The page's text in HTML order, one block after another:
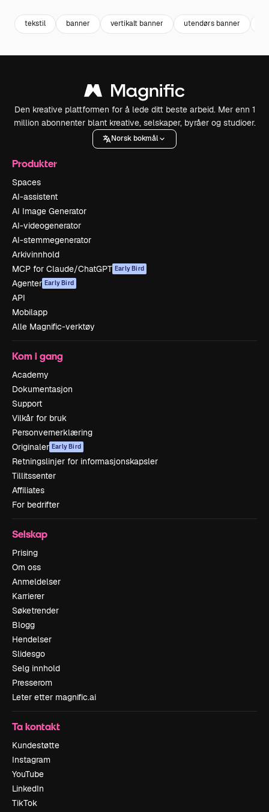
tekstil banner vertikalt banner utendørs banner
Den kreative plattformen for å lede ditt beste arbeid. Mer enn 1
million abonnenter blant kreative, selskaper, byråer og studioer.
Norsk bokmål
Produkter
Spaces
AI-assistent
AI Image Generator
AI-videogenerator
AI-stemmegenerator
Arkivinnhold
MCP for Claude/ChatGPT Early Bird
Agenter Early Bird
API
Mobilapp
Alle Magnific-verktøy
Kom i gang
Academy
Dokumentasjon
Support
Vilkår for bruk
Personvernerklæring
Originaler Early Bird
Retningslinjer for informasjonskapsler
Tillitssenter
Affiliates
For bedrifter
Selskap
Prising
Om oss
Anmeldelser
Karrierer
Søketrender
Blogg
Hendelser
Slidesgo
Selg innhold
Presserom
Leter etter magnific.ai
Ta kontakt
Kundestøtte
Instagram
YouTube
LinkedIn
TikTok